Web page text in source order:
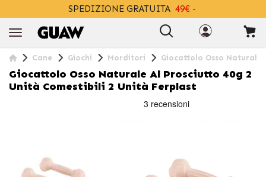
SPEDIZIONE GRATUITA 49€ -
Cane Giochi Morditori Giocattolo Osso Naturale
Giocattolo Osso Naturale Al Prosciutto 40g 2
Unità Comestibili 2 Unità Ferplast